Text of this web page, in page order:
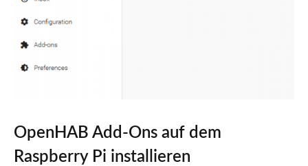
OpenHAB Add-Ons auf dem
Raspberry Pi installieren